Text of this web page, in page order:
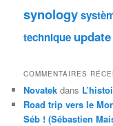
synology
technique update
COMMENTAIRES
Novatek dans
Road trip vers le
Séb ! (Sébastien